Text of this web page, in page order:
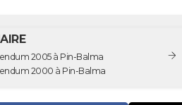
2005 à Pin-Balma
2000 à Pin-Balma